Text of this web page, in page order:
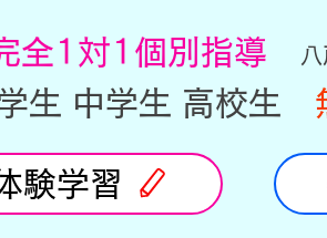
全1対1個別指導
生 中学生 高校生
験学習